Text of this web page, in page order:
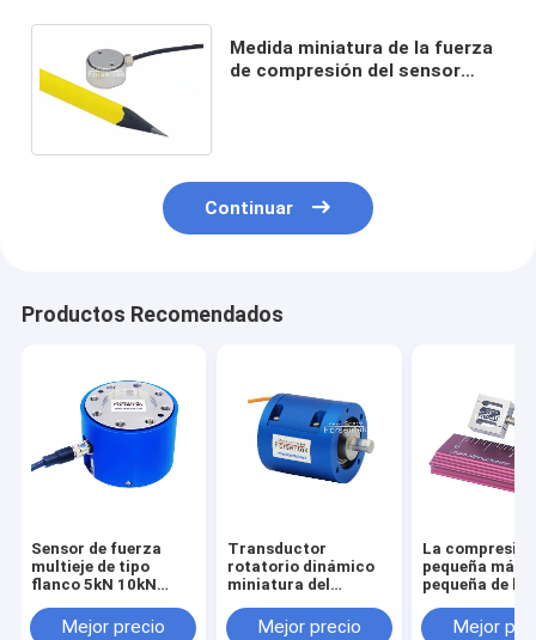
Medida miniatura de la fuerza
de compresión del sensor
Continuar
Productos Recomendados
Sensor de fuerza
multieje de tipo
flanco 5kN 10kN
100kN Célula de
Mejor precio
Transductor
rotatorio dinámico
miniatura del
del sensor 1NM 2NM
Mejor precio
La
pequeña más
pequeña de la
la fuerza del
Mejor